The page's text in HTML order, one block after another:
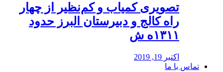
️تصویری کمیاب و کم‌نظیر از چهار
راه كالج و دبيرستان البرز حدود
۱۳۱۱ه ش
اکتبر 19, 2019
تماس با ما